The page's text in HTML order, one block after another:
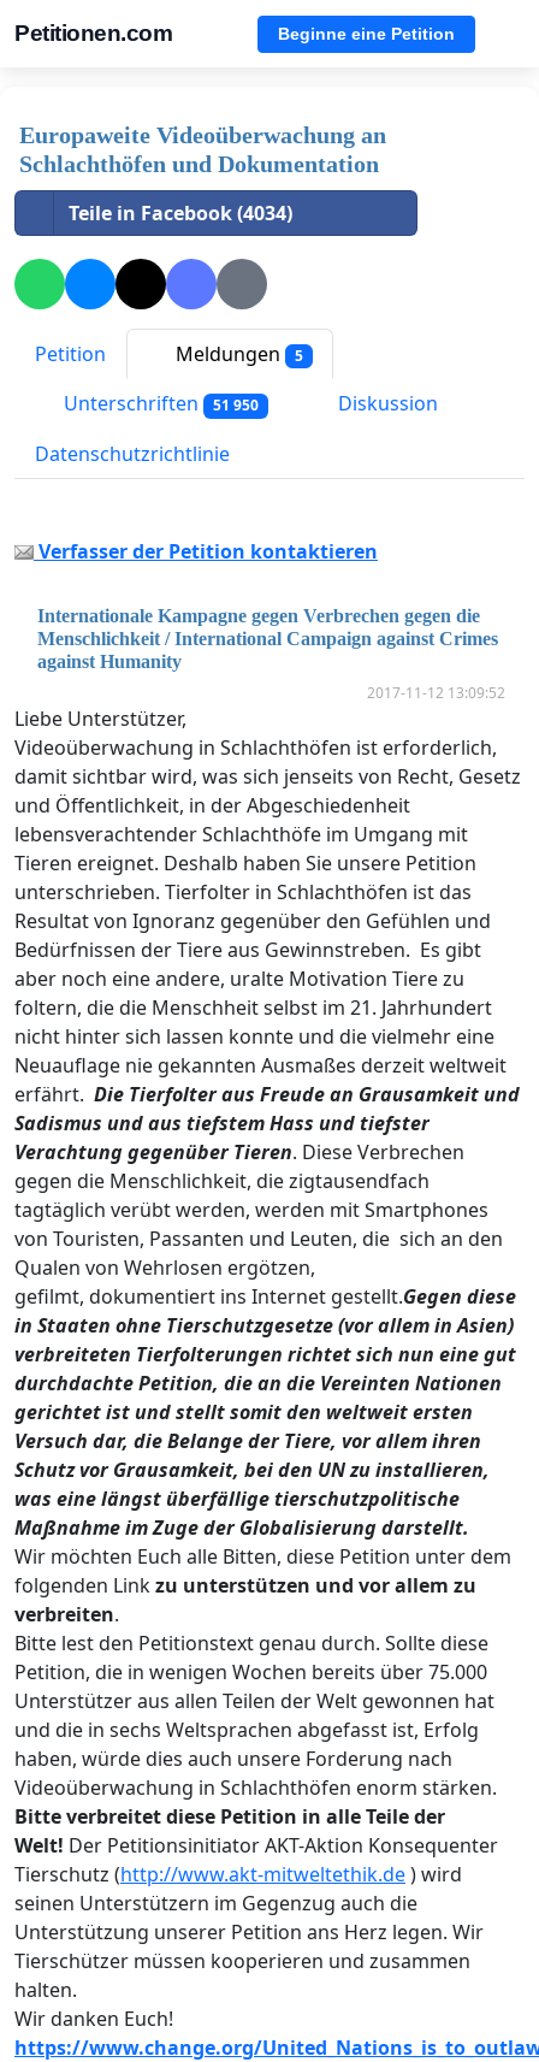
Petitionen.com Beginne eine Petition
Europaweite Videoüberwachung an
Schlachthöfen und Dokumentation
Teile in Facebook (4034)
Petition Meldungen 5
Unterschriften 51 950
Diskussion
Datenschutzrichtlinie
Verfasser der Petition kontaktieren
Internationale Kampagne gegen Verbrechen gegen die
Menschlichkeit / International Campaign against Crimes
against Humanity
2017-11-12 13:09:52
Liebe Unterstützer,
Videoüberwachung in Schlachthöfen ist erforderlich,
damit sichtbar wird, was sich jenseits von Recht, Gesetz
und Öffentlichkeit, in der Abgeschiedenheit
lebensverachtender Schlachthöfe im Umgang mit
Tieren ereignet. Deshalb haben Sie unsere Petition
unterschrieben. Tierfolter in Schlachthöfen ist das
Resultat von Ignoranz gegenüber den Gefühlen und
Bedürfnissen der Tiere aus Gewinnstreben. Es gibt
aber noch eine andere, uralte Motivation Tiere zu
foltern, die die Menschheit selbst im 21. Jahrhundert
nicht hinter sich lassen konnte und die vielmehr eine
Neuauflage nie gekannten Ausmaßes derzeit weltweit
erfährt. Die Tierfolter aus Freude an Grausamkeit und
Sadismus und aus tiefstem Hass und tiefster
Verachtung gegenüber Tieren. Diese Verbrechen
gegen die Menschlichkeit, die zigtausendfach
tagtäglich verübt werden, werden mit Smartphones
von Touristen, Passanten und Leuten, die sich an den
Qualen von Wehrlosen ergötzen,
gefilmt, dokumentiert ins Internet gestellt.Gegen diese
in Staaten ohne Tierschutzgesetze (vor allem in Asien)
verbreiteten Tierfolterungen richtet sich nun eine gut
durchdachte Petition, die an die Vereinten Nationen
gerichtet ist und stellt somit den weltweit ersten
Versuch dar, die Belange der Tiere, vor allem ihren
Schutz vor Grausamkeit, bei den UN zu installieren,
was eine längst überfällige tierschutzpolitische
Maßnahme im Zuge der Globalisierung darstellt.
Wir möchten Euch alle Bitten, diese Petition unter dem
folgenden Linkzu unterstützen und vor allem zu
verbreiten.
Bitte lest den Petitionstext genau durch. Sollte diese
Petition, die in wenigen Wochen bereits über 75.000
Unterstützer aus allen Teilen der Welt gewonnen hat
und die in sechs Weltsprachen abgefasst ist, Erfolg
haben, würde dies auch unsere Forderung nach
Videoüberwachung in Schlachthöfen enorm stärken.
Bitte verbreitet diese Petition in alle Teile der
Welt! Der Petitionsinitiator AKT-Aktion Konsequenter
Tierschutz (http://www.akt-mitweltethik.de) wird
seinen Unterstützern im Gegenzug auch die
Unterstützung unserer Petition ans Herz legen. Wir
Tierschützer müssen kooperieren und zusammen
halten.
Wir danken Euch!
https://www.change.org/